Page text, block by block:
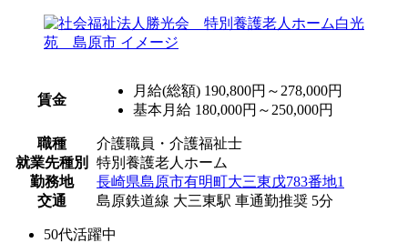
賃金
月給(総額) 190,800円～278,000円
基本月給 180,000円～250,000円
職種
介護職員・介護福祉士
就業先種別
特別養護老人ホーム
勤務地
長崎県島原市有明町大三東戊783番地1
交通
島原鉄道線 大三東駅 車通勤推奨 5分
50代活躍中